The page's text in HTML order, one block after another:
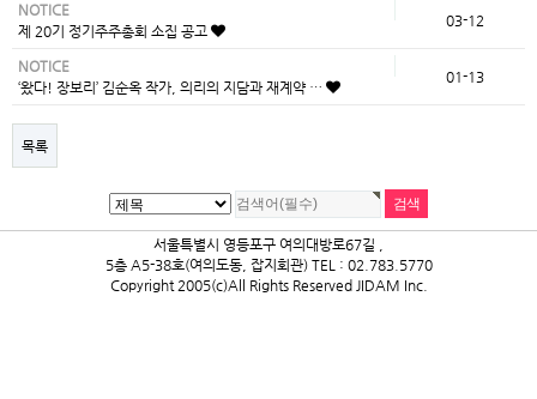
NOTICE
제 20기 정기주주총회 소집 공고
03-12
NOTICE
‘왔다! 장보리’ 김순옥 작가, 의리의 지담과 재계약 …
01-13
목록
서울특별시 영등포구 여의대방로67길 ,
5층 A5-38호(여의도동, 잡지회관) TEL : 02.783.5770
Copyright 2005(c)All Rights Reserved JIDAM Inc.